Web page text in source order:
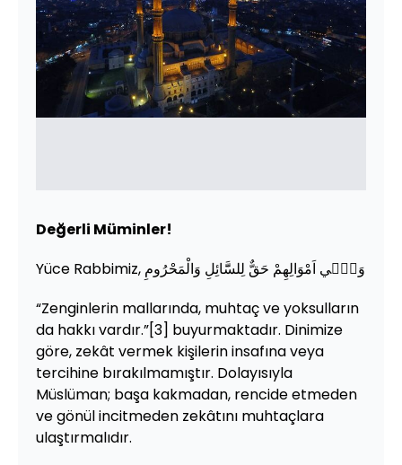
Değerli Müminler!
Yüce Rabbimiz, وَف۪ٓي اَمْوَالِهِمْ حَقٌّ لِلسَّٓائِلِ وَالْمَحْرُومِ
“Zenginlerin mallarında, muhtaç ve yoksulların
da hakkı vardır.”[3] buyurmaktadır. Dinimize
göre, zekât vermek kişilerin insafına veya
tercihine bırakılmamıştır. Dolayısıyla
Müslüman; başa kakmadan, rencide etmeden
ve gönül incitmeden zekâtını muhtaçlara
ulaştırmalıdır.